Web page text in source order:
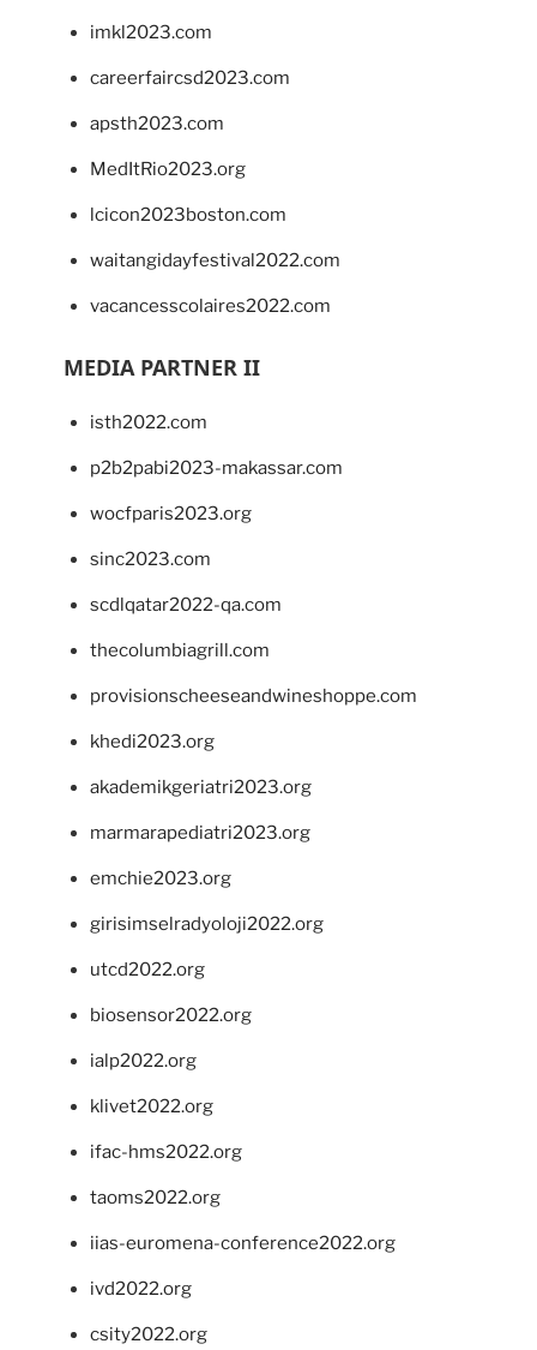
imkl2023.com
careerfaircsd2023.com
apsth2023.com
MedItRio2023.org
lcicon2023boston.com
waitangidayfestival2022.com
vacancesscolaires2022.com
MEDIA PARTNER II
isth2022.com
p2b2pabi2023-makassar.com
wocfparis2023.org
sinc2023.com
scdlqatar2022-qa.com
thecolumbiagrill.com
provisionscheeseandwineshoppe.com
khedi2023.org
akademikgeriatri2023.org
marmarapediatri2023.org
emchie2023.org
girisimselradyoloji2022.org
utcd2022.org
biosensor2022.org
ialp2022.org
klivet2022.org
ifac-hms2022.org
taoms2022.org
iias-euromena-conference2022.org
ivd2022.org
csity2022.org